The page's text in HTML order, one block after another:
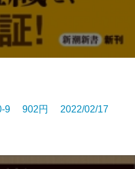
9 902円 2022/02/17